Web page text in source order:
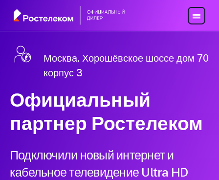
Москва, Хорошёвское шоссе дом 70
корпус 3
Официальный
партнер Ростелеком
Подключили новый интернет и
кабельное телевидение Ultra HD